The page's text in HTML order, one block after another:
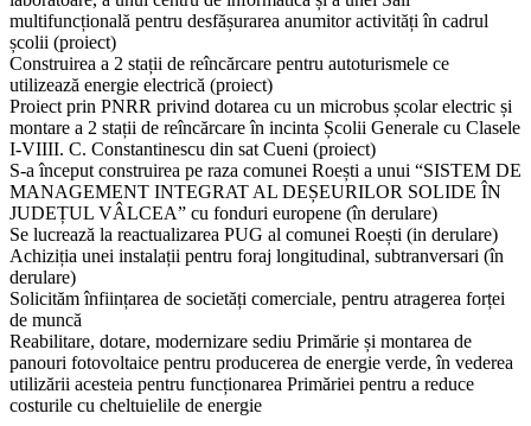
multifuncțională pentru desfășurarea anumitor activități în cadrul
școlii (proiect)
Construirea a 2 stații de reîncărcare pentru autoturismele ce
utilizează energie electrică (proiect)
Proiect prin PNRR privind dotarea cu un microbus școlar electric și
montare a 2 stații de reîncărcare în incinta Școlii Generale cu Clasele
I-VIIII. C. Constantinescu din sat Cueni (proiect)
S-a început construirea pe raza comunei Roești a unui “SISTEM DE
MANAGEMENT INTEGRAT AL DEȘEURILOR SOLIDE ÎN
JUDEȚUL VÂLCEA” cu fonduri europene (în derulare)
Se lucrează la reactualizarea PUG al comunei Roești (in derulare)
Achiziția unei instalații pentru foraj longitudinal, subtranversari (în
derulare)
Solicităm înființarea de societăți comerciale, pentru atragerea forței
de muncă
Reabilitare, dotare, modernizare sediu Primărie și montarea de
panouri fotovoltaice pentru producerea de energie verde, în vederea
utilizării acesteia pentru funcționarea Primăriei pentru a reduce
costurile cu cheltuielile de energie